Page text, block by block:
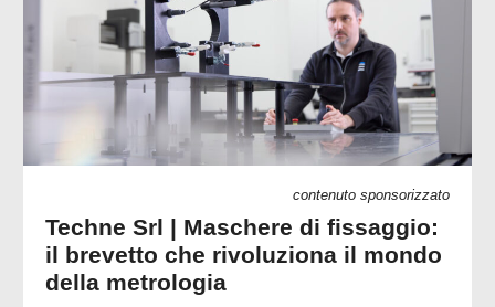
contenuto sponsorizzato
Techne Srl | Maschere di fissaggio:
il brevetto che rivoluziona il mondo
della metrologia